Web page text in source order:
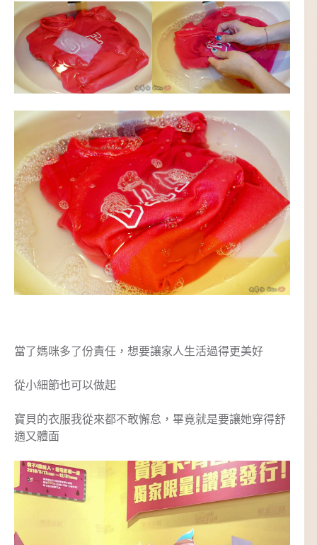
當了媽咪多了份責任，想要讓家人生活過得更美好
從小細節也可以做起
寶貝的衣服我從來都不敢懈怠，畢竟就是要讓她穿得舒
適又體面